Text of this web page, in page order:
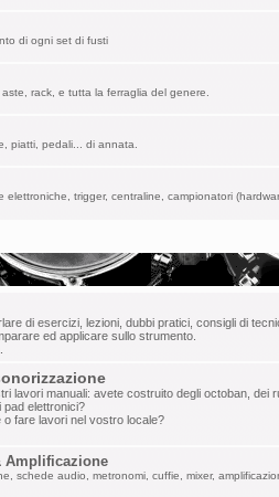
ha scritto:
questa roccia di
la parola a
1:38 am
Saluti da
6:46 pm
i forum per dare la
10:13 am
salutone ragazzi!
6:45 pm
Grande Mr. Tagliatella!
8:06 am
primo amore non si
di ogni set di fusti
rack, e tutta la ferraglia del genere.
piatti, pedali... di annata.
elettroniche, trigger, centraline, campionatori
di esercizi, lezioni, dubbi pratici, consigli di
ed applicare sullo strumento.
lavori manuali: avete costruito degli octoban, dei
pad elettronici?
o fare lavori nel vostro locale?
Amplificazione
schede audio, metronomi, cuffie, mixer,